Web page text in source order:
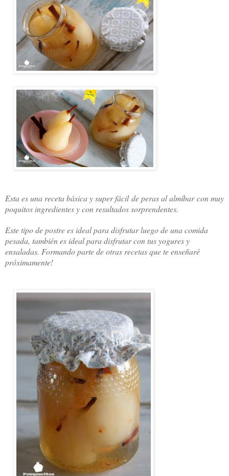
Esta es una receta básica y super fácil de peras al almíbar con muy
poquitos ingredientes y con resultados sorprendentes.
Este tipo de postre es ideal para disfrutar luego de una comida
pesada, también es ideal para disfrutar con tus yogures y
ensaladas. Formando parte de otras recetas que te enseñaré
próximamente!